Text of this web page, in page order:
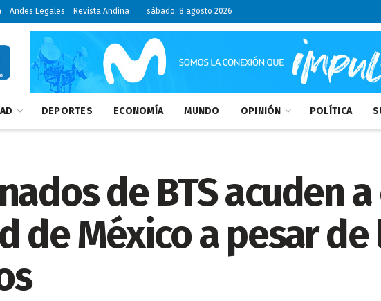
Andes Legales Revista Andina sábado, 8 agosto 2026
DEPORTES ECONOMÍA MUNDO OPINIÓN POLÍTICA
de BTS acuden
de México a pesar de